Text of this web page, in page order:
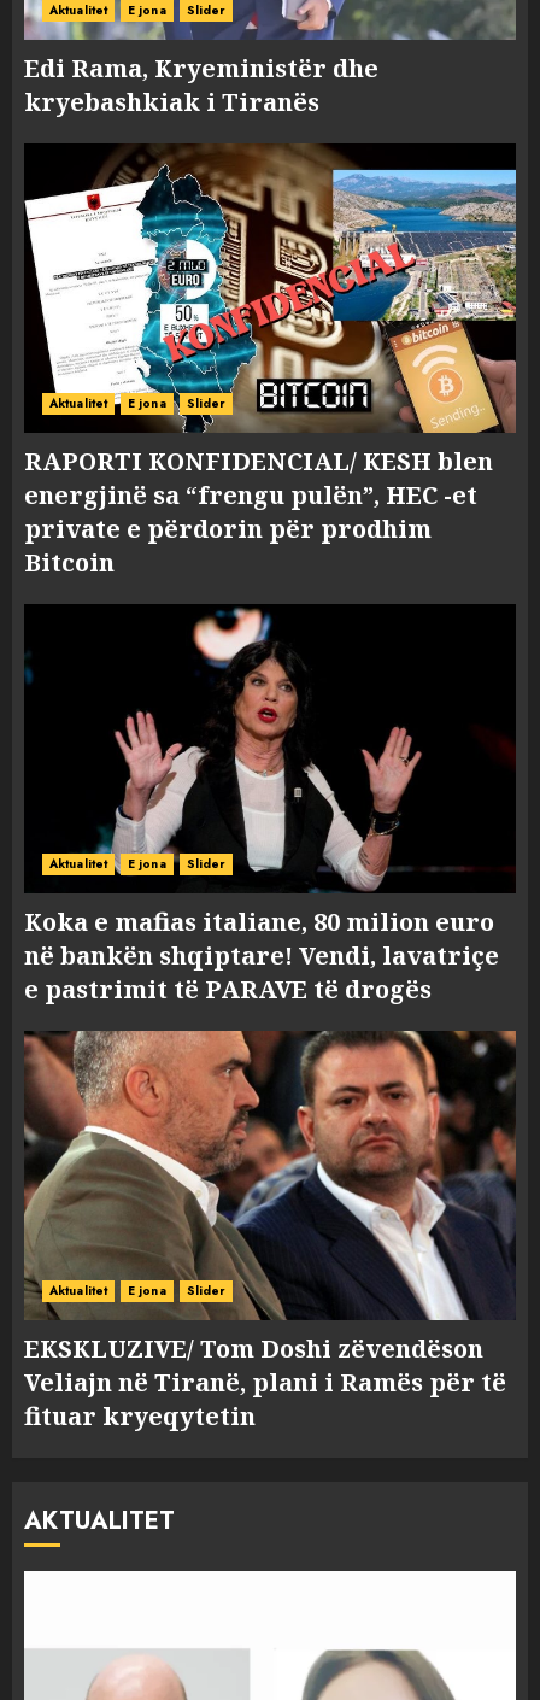
Aktualitet E jona Slider
Edi Rama, Kryeministër dhe
kryebashkiak i Tiranës
Aktualitet E jona Slider
RAPORTI KONFIDENCIAL/ KESH blen
energjinë sa “frengu pulën”, HEC -et
private e përdorin për prodhim
Bitcoin
Aktualitet E jona Slider
Koka e mafias italiane, 80 milion euro
në bankën shqiptare! Vendi, lavatriçe
e pastrimit të PARAVE të drogës
Aktualitet E jona Slider
EKSKLUZIVE/ Tom Doshi zëvendëson
Veliajn në Tiranë, plani i Ramës për të
fituar kryeqytetin
AKTUALITET